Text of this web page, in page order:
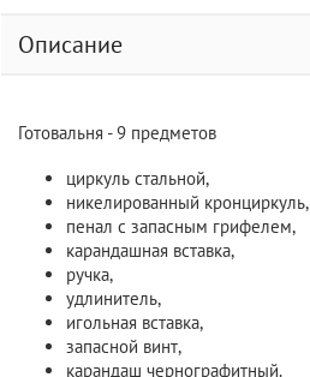
Описание
Готовальня - 9 предметов
циркуль стальной,
никелированный кронциркуль,
пенал с запасным грифелем,
карандашная вставка,
ручка,
удлинитель,
игольная вставка,
запасной винт,
карандаш чернографитный.